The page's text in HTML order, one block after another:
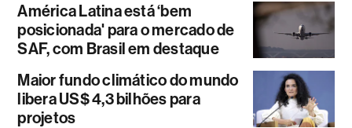
América Latina está ‘bem
posicionada' para o mercado de
SAF, com Brasil em destaque
Maior fundo climático do mundo
libera US$ 4,3 bilhões para
projetos